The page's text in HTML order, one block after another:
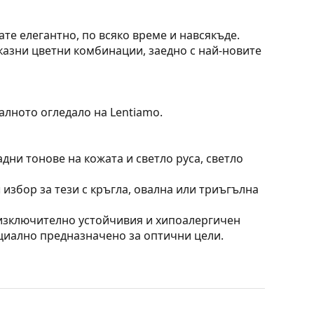
елегантно, по всяко време и навсякъде.
цветни комбинации, заедно с най-новите
огледало на Lentiamo.
тонове на кожата и светло руса, светло
за тези с кръгла, овална или триъгълна
устойчивия и хипоалергичен
предназначено за оптични цели.